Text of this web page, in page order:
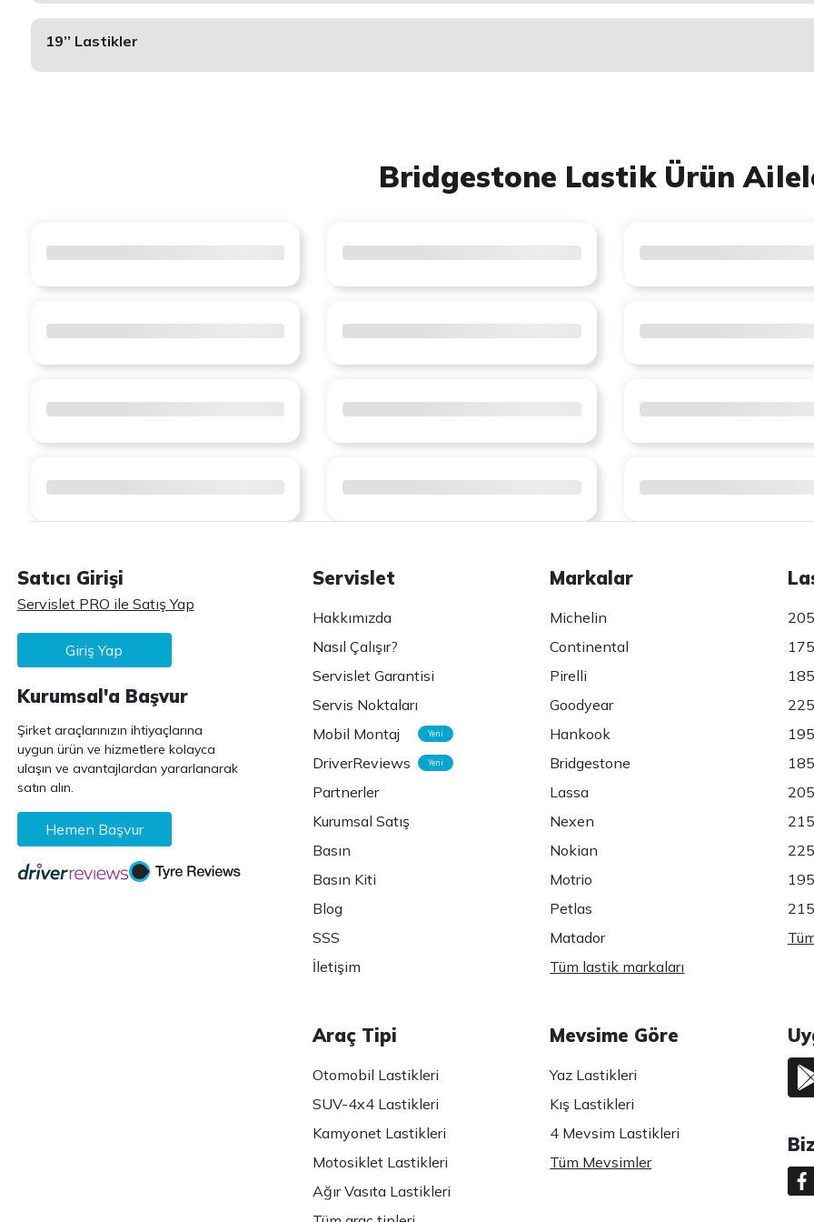
19’’ Lastikler
Bridgestone Lastik Ürün
Satıcı Girişi
Servislet PRO ile Satış Yap
Giriş Yap
Kurumsal'a Başvur
Şirket araçlarınızın ihtiyaçlarına
uygun ürün ve hizmetlere kolayca
ulaşın ve avantajlardan yararlanarak
satın alın.
Hemen Başvur
Servislet
Hakkımızda
Nasıl Çalışır?
Servislet Garantisi
Servis Noktaları
Mobil Montaj
Yeni
DriverReviews Yeni
Partnerler
Kurumsal Satış
Basın
Basın Kiti
Blog
SSS
İletişim
Markalar
Michelin
Continental
Pirelli
Goodyear
Hankook
Bridgestone
Lassa
Nexen
Nokian
Motrio
Petlas
Matador
Tüm lastik markaları
Araç Tipi
Otomobil Lastikleri
SUV-4x4 Lastikleri
Kamyonet Lastikleri
Motosiklet Lastikleri
Ağır Vasıta Lastikleri
Mevsime Göre
Yaz Lastikleri
Kış Lastikleri
4 Mevsim Lastikleri
Tüm Mevsimler